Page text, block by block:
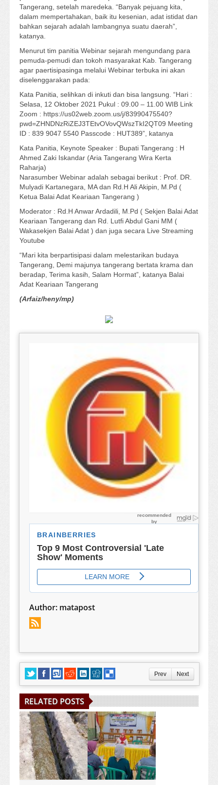
Tangerang, setelah maredeka. “Banyak pejuang kita,
dalam mempertahakan, baik itu kesenian, adat istidat dan
bahkan sejarah adalah lambangnya suatu daerah”,
katanya.
Menurut tim panitia Webinar sejarah mengundang para
pemuda-pemudi dan tokoh masyarakat Kab. Tangerang
agar paertisipasinga melalui Webinar terbuka ini akan
diselenggarakan pada:
Kata Panitia, selihkan di inkuti dan bisa langsung. “Hari :
Selasa, 12 Oktober 2021 Pukul : 09.00 – 11.00 WIB Link
Zoom : https://us02web.zoom.us/j/83990475540?
pwd=ZHNDNzRiZEJ3TEtvOVovQWszTkI2QT09 Meeting
ID : 839 9047 5540 Passcode : HUT389”, katanya
Kata Panitia, Keynote Speaker : Bupati Tangerang : H
Ahmed Zaki Iskandar (Aria Tangerang Wira Kerta
Raharja)
Narasumber Webinar adalah sebagai berikut : Prof. DR.
Mulyadi Kartanegara, MA dan Rd.H Ali Akipin, M.Pd (
Ketua Balai Adat Keariaan Tangerang )
Moderator : Rd.H Anwar Ardadili, M.Pd ( Sekjen Balai Adat
Keariaan Tangerang dan Rd. Lutfi Abdul Gani MM (
Wakasekjen Balai Adat ) dan juga secara Live Streaming
Youtube
“Mari kita berpartisipasi dalam melestarikan budaya
Tangerang, Demi majunya tangerang bertata krama dan
beradap, Terima kasih, Salam Hormat”, katanya Balai
Adat Keariaan Tangerang
(Arfaiz/heny/mp)
Author: matapost
Prev Next
RELATED POSTS